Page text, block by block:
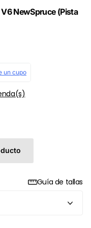
NewSpruce (Pista
Guía de tallas